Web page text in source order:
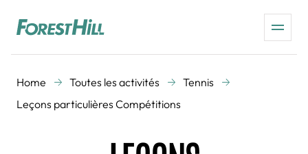
Home Toutes les activités
Tennis
Leçons particulières Compétitions